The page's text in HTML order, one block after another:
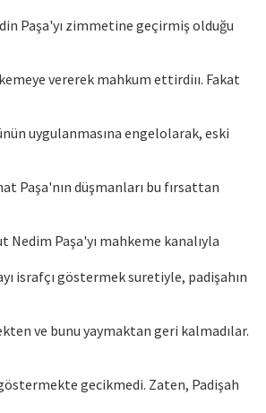
Paşa'yı zimmetine geçirmiş olduğu
vererek mahkum ettirdiıı. Fakat
uygulanmasına engelolarak, eski
Paşa'nın düşmanları bu fırsattan
Nedim Paşa'yı mahkeme kanalıyla
israfçı göstermek suretiyle, padişahın
ve bunu yaymaktan geri kalmadılar.
gecikmedi. Zaten, Padişah